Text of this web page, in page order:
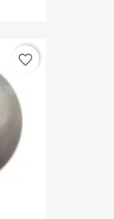
favorite_border